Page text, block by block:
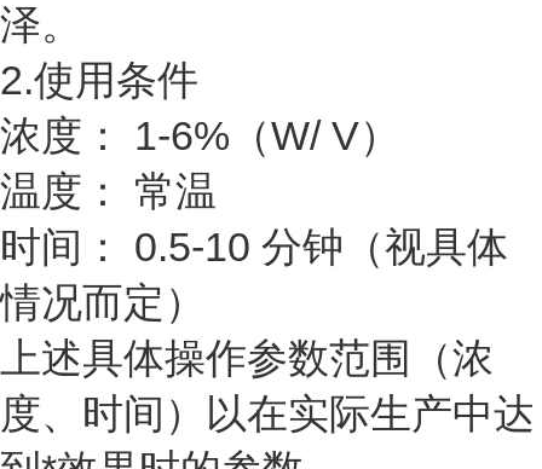
泽。
2.使用条件
浓度： 1-6%（W/ V）
温度： 常温
时间： 0.5-10 分钟（视具体
情况而定）
上述具体操作参数范围（浓
度、时间）以在实际生产中达